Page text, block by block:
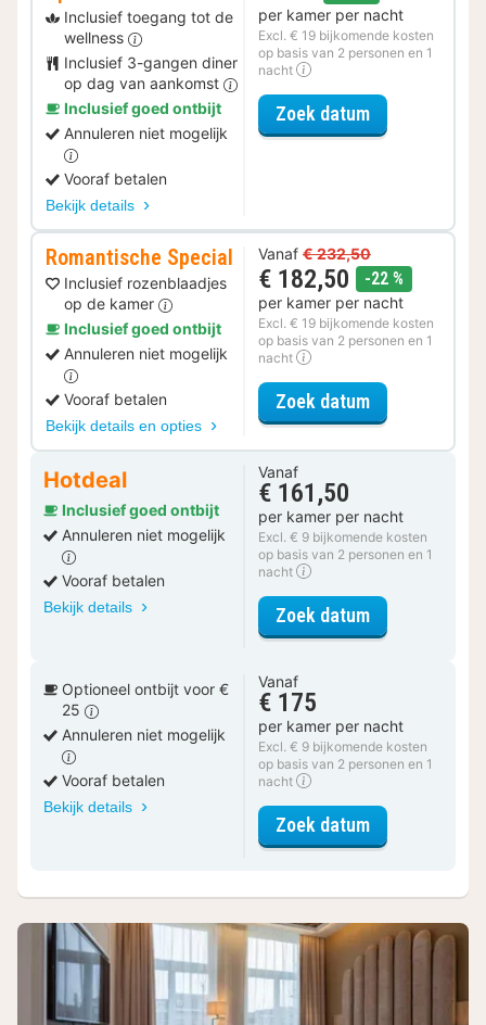
Inclusief toegang tot de
wellness
Inclusief 3-gangen diner
op dag van aankomst
Inclusief goed ontbijt
Annuleren niet mogelijk
Vooraf betalen
Bekijk details
per kamer per nacht
Excl. € 19 bijkomende kosten
op basis van 2 personen en 1
nacht
Zoek datumvoor
Romantische Special
Inclusief rozenblaadjes
op de kamer
Inclusief goed ontbijt
Annuleren niet mogelijk
Vooraf betalen
Bekijk details en opties
Vanaf € 232,50
€ 182,50 -22 %
per kamer per nacht
Excl. € 19 bijkomende kosten
op basis van 2 personen en 1
nacht
Zoek datumvoor
Hotdeal
Inclusief goed ontbijt
Annuleren niet mogelijk
Vooraf betalen
Bekijk details
Vanaf
€ 161,50
per kamer per nacht
Excl. € 9 bijkomende kosten
op basis van 2 personen en 1
nacht
Zoek datumvoor
Optioneel ontbijt voor €
25
Annuleren niet mogelijk
Vooraf betalen
Bekijk details
Vanaf
€ 175
per kamer per nacht
Excl. € 9 bijkomende kosten
op basis van 2 personen en 1
nacht
Zoek datumvoor